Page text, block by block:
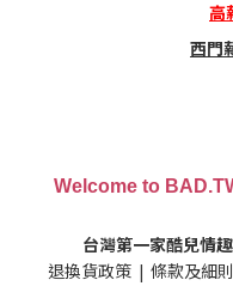
高
西門
Welcome to
台灣第一家酷兒情
退換貨政策| 條款及細則